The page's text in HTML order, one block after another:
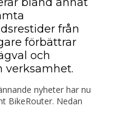
från
förbättrar
och
verksamhet.
nyheter har nu
BikeRouter. Nedan